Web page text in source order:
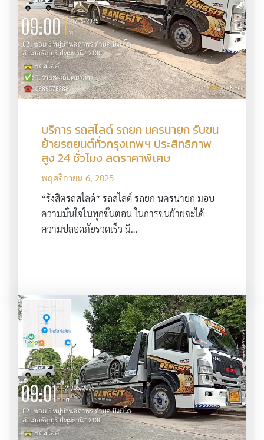
บริการ รถสไลด์ รถยก นครนายก รับขน
ย้ายรถยนต์ทั่วกรุงเทพฯ ประสิทธิภาพ
สูง 24 ชั่วโมง ลดราคาพิเศษ
พฤศจิกายน 6, 2025
“รังสิตรถสไลด์” รถสไลด์ รถยก นครนายก มอบ
ความมั่นใจในทุกขั้นตอน ในการขนย้ายจะได้
ความปลอดภัยรวดเร็ว มี…